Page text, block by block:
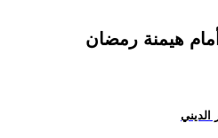
هيمنة رمضان
الديني